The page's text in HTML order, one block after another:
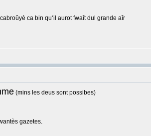
ca bin qu‘il aurot fwaît dul grande aîr
(mins les deus sont possibes)
gazetes.